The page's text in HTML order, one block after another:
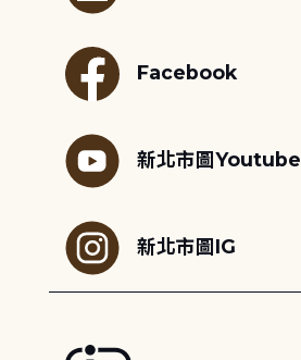
Facebook
新北市圖Youtube
新北市圖IG